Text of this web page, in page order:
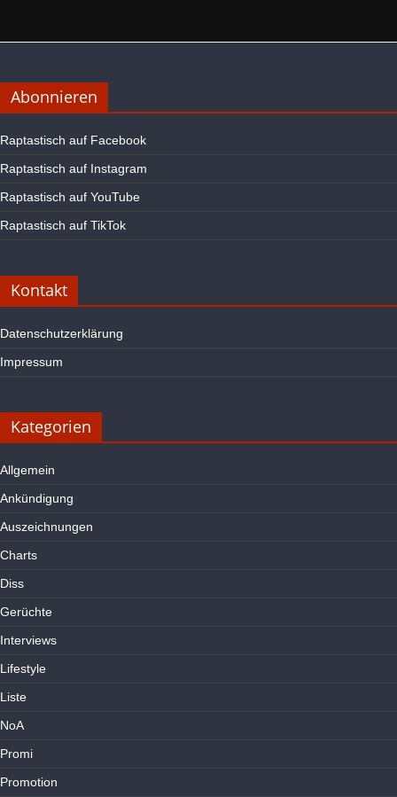
Abonnieren
Raptastisch auf Facebook
Raptastisch auf Instagram
Raptastisch auf YouTube
Raptastisch auf TikTok
Kontakt
Datenschutzerklärung
Impressum
Kategorien
Allgemein
Ankündigung
Auszeichnungen
Charts
Diss
Gerüchte
Interviews
Lifestyle
Liste
NoA
Promi
Promotion